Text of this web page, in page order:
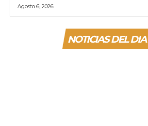
Agosto 6, 2026
NOTICIAS DEL DIA